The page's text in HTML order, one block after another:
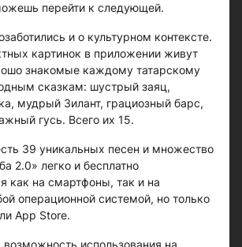
перейти к следующей.
и о культурном контексте.
картинок в приложении живут
знакомые каждому татарскому
сказкам: шустрый заяц,
мудрый Зилант, грациозный барс,
гусь. Всего их 15.
39 уникальных песен и множество
2.0» легко и бесплатно
как на смартфоны, так и на
операционной системой, но только
App Store.
использования на